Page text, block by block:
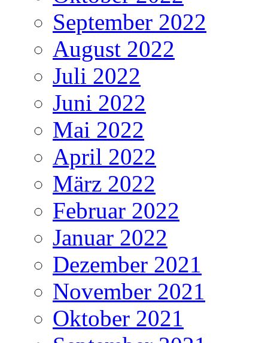
September 2022
August 2022
Juli 2022
Juni 2022
Mai 2022
April 2022
März 2022
Februar 2022
Januar 2022
Dezember 2021
November 2021
Oktober 2021